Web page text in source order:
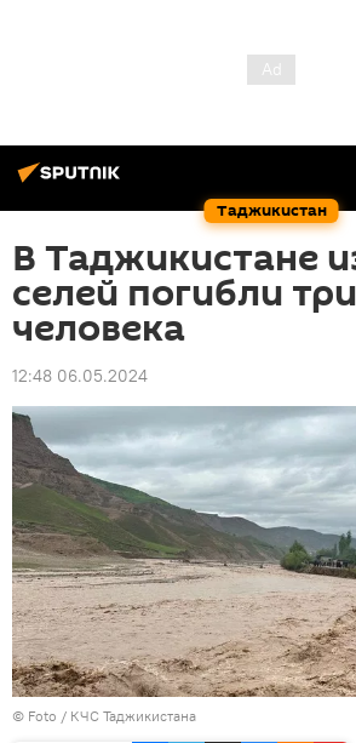
Таджикистан
В Таджикистане
селей погибли три
человека
12:48 06.05.2024
© Foto / КЧС Таджикистана